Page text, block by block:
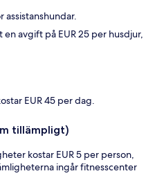
assistanshundar.
en avgift på EUR 25 per husdjur,
EUR 45 per dag.
tillämpligt)
kostar EUR 5 per person,
ingår fitnesscenter